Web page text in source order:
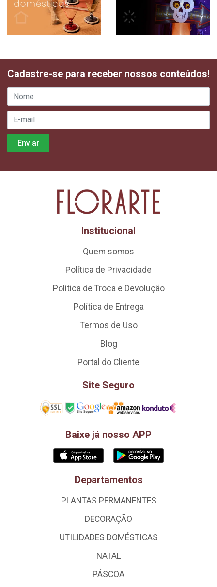
Cadastre-se para receber nossos conteúdos!
Institucional
Quem somos
Política de Privacidade
Política de Troca e Devolução
Política de Entrega
Termos de Uso
Blog
Portal do Cliente
Site Seguro
Baixe já nosso APP
Departamentos
PLANTAS PERMANENTES
DECORAÇÃO
UTILIDADES DOMÉSTICAS
NATAL
PÁSCOA